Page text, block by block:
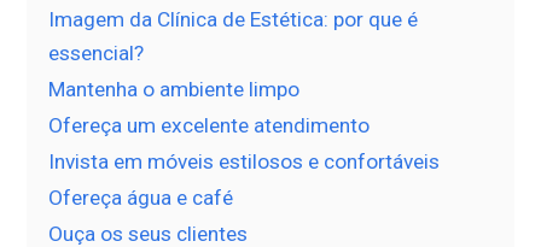
Imagem da Clínica de Estética: por que é
essencial?
Mantenha o ambiente limpo
Ofereça um excelente atendimento
Invista em móveis estilosos e confortáveis
Ofereça água e café
Ouça os seus clientes